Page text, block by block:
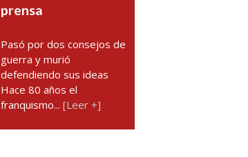
prensa
Pasó por dos consejos de
guerra y murió
defendiendo sus ideas
Hace 80 años el
franquismo... [Leer +]